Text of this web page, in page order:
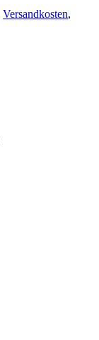
Versandkosten,